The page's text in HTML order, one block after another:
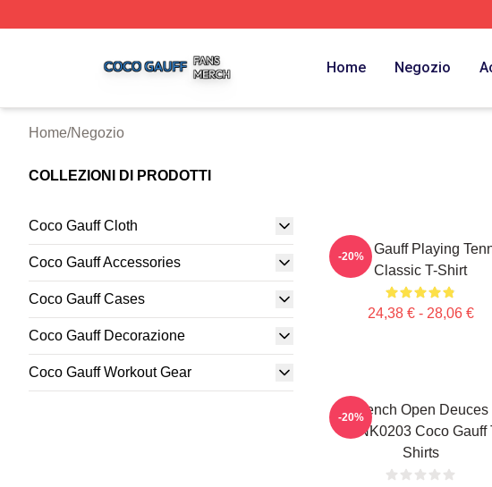
Home Negozio
Home/Negozio
COLLEZIONI DI PRODOTTI
Coco Gauff Cloth
Coco Gauff Accessories
Coco Gauff Cases
Coco Gauff Decorazione
Coco Gauff Workout Gear
Coco Gauff Playing
Classic T-Shirt
24,38 € - 28,06 €
-20%
French Open Deuces
DTNK0203 Coco Gauff
Shirts
-20%